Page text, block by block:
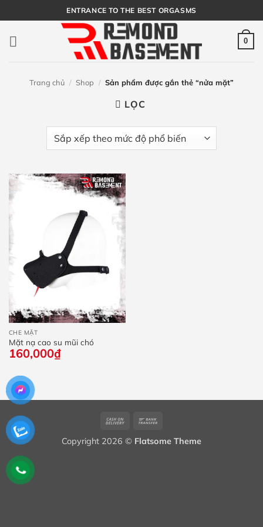
qua
nội
dung
ENTRANCE TO THE BEST ORGASMS
0
Trang chủ / Shop / Sản phẩm được gắn thẻ “nửa mặt”
LỌC
CHE MẶT
Mặt nạ cao su mũi chó
160,000₫
Cash
Delivery
Copyright 2026 © Flatsome Theme